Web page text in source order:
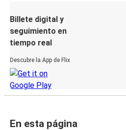
Billete digital y
seguimiento en
tiempo real
Descubre la App de Flix
En esta página